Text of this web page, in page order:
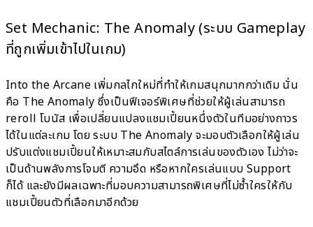
Set Mechanic: The Anomaly (ระบบ Gameplay
ที่ถูกเพิ่มเข้าไปในเกม)
Into the Arcane เพิ่มกลไกใหม่ที่ทำให้เกมสนุกมากกว่าเดิม นั่น
คือ The Anomaly ซึ่งเป็นฟีเจอร์พิเศษที่ช่วยให้ผู้เล่นสามารถ
reroll โบนัส เพื่อเปลี่ยนแปลงแชมเปี้ยนหนึ่งตัวในทีมอย่างถาวร
ได้ในแต่ละเกม โดย ระบบ The Anomaly จะมอบตัวเลือกให้ผู้เล่น
ปรับแต่งแชมเปี้ยนให้เหมาะสมกับสไตล์การเล่นของตัวเอง ไม่ว่าจะ
เป็นด้านพลังการโจมตี ความอึด หรือหากใครเล่นแบบ Support
ก็ได้ และยังมีผลเฉพาะที่มอบความสามารถพิเศษที่ไม่ซ้ำใครให้กับ
แชมเปี้ยนตัวที่เลือกมาอีกด้วย